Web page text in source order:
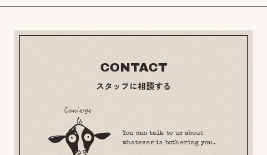
CONTACT
スタッフに相談する
You can talk to us about
whatever is bothering you.